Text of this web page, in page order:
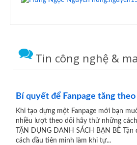
Tin công nghệ &
Bí quyết để Fanpage tăng
Khi tạo dựng một Fanpage mới bạn
nhiều lượt theo dõi hãy thử những
TẬN DỤNG DANH SÁCH BẠN BÈ
cách đầu tiên mình làm khi tự...